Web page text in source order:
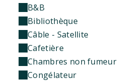
B&B
Bibliothèque
Câble - Satellite
Cafetière
Chambres non fumeur
Congélateur